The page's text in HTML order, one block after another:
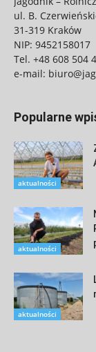
ul. B.
31-319 Kraków
NIP: 9452158017
Tel. +48 608 504
e-mail:
Popularne
aktualności
aktualności
aktualności